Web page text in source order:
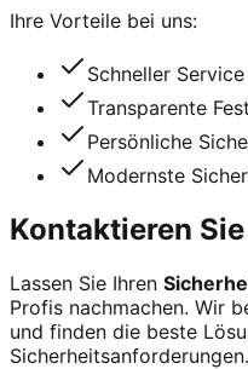
Ihre Vorteile bei uns:
Schneller
Transparente
Persönliche
Modernste
Kontaktieren
Lassen Sie Ihren
Profis nachmachen. Wir
und finden die beste
Sicherheitsanforderungen.